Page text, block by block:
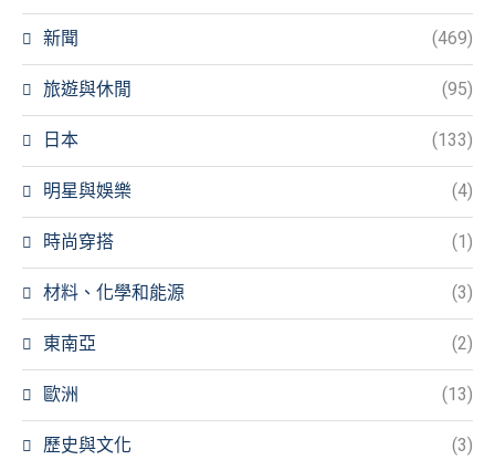
新聞 (469)
旅遊與休閒 (95)
日本 (133)
明星與娛樂 (4)
時尚穿搭 (1)
材料、化學和能源 (3)
東南亞 (2)
歐洲 (13)
歷史與文化 (3)